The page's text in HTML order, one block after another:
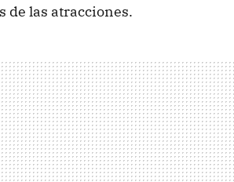
de las atracciones.